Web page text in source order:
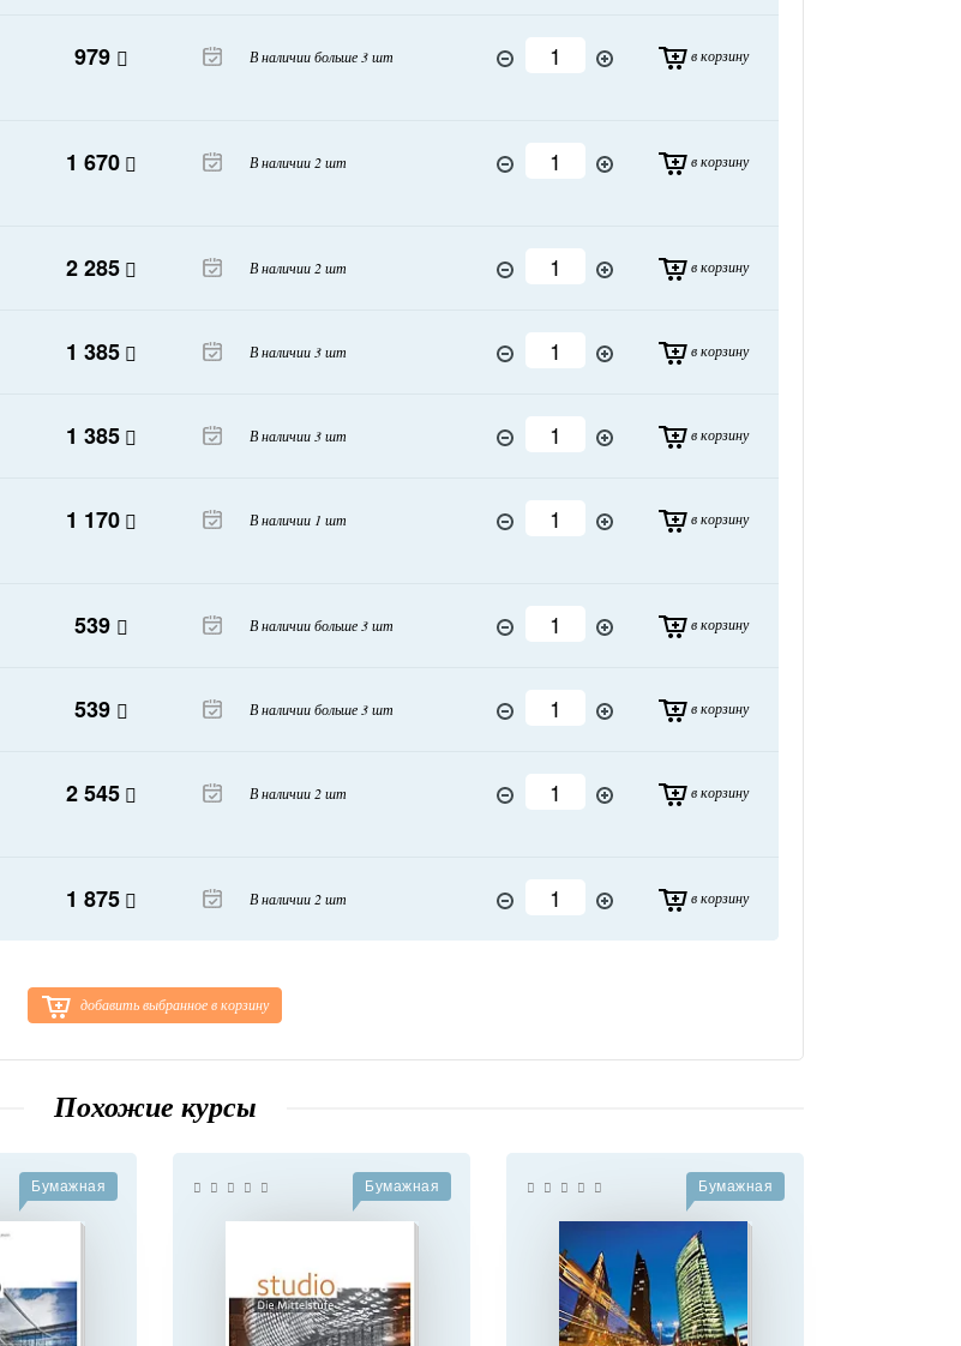
979 В наличии больше 3 шт в корзину
1 670 В наличии 2 шт в корзину
2 285 В наличии 2 шт в корзину
1 385 В наличии 3 шт в корзину
1 385 В наличии 3 шт в корзину
1 170 В наличии 1 шт в корзину
539 В наличии больше 3 шт в корзину
539 В наличии больше 3 шт в корзину
2 545 В наличии 2 шт в корзину
1 875 В наличии 2 шт в корзину
добавить выбранное в корзину
Похожие курсы
Бумажная Бумажная Бумажная